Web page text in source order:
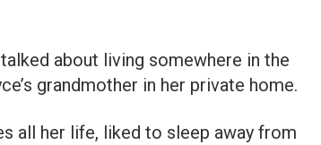
about living somewhere in the
grandmother in her private home.
all her life, liked to sleep away from